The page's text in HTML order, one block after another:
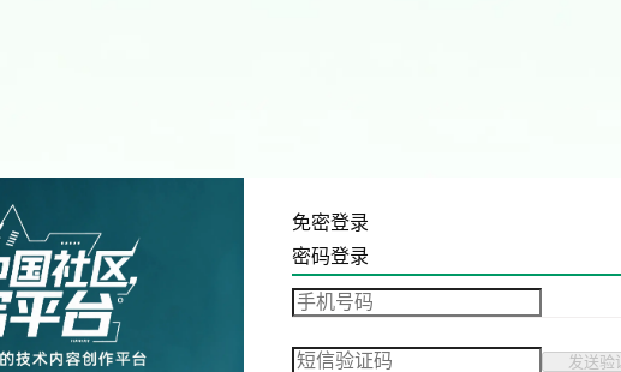
免密登录
密码登录
发送验